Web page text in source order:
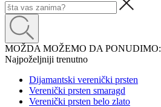
MOŽDA MOŽEMO DA PONUDIMO:
Najpoželjniji trenutno
Dijamantski verenički prsten
Verenički prsten smaragd
Verenički prsten belo zlato